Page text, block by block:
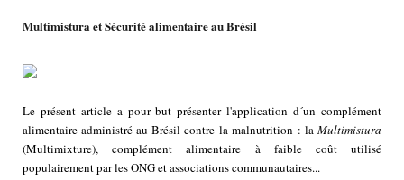
Multimistura et Sécurité alimentaire au Brésil
Le présent article a pour but présenter l'application d´un complément
alimentaire administré au Brésil contre la malnutrition : la Multimistura
(Multimixture), complément alimentaire à faible coût utilisé
populairement par les ONG et associations communautaires...